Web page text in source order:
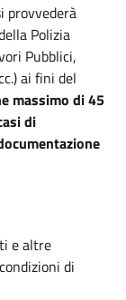
provvederà
Polizia
Pubblici,
ai fini del
massimo di 45
di
e altre
di